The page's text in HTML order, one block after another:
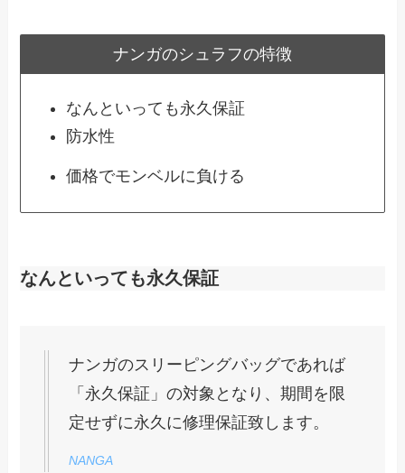
ナンガのシュラフの特徴
なんといっても永久保証
防水性
価格でモンベルに負ける
なんといっても永久保証
ナンガのスリーピングバッグであれば
「永久保証」の対象となり、期間を限
定せずに永久に修理保証致します。
NANGA